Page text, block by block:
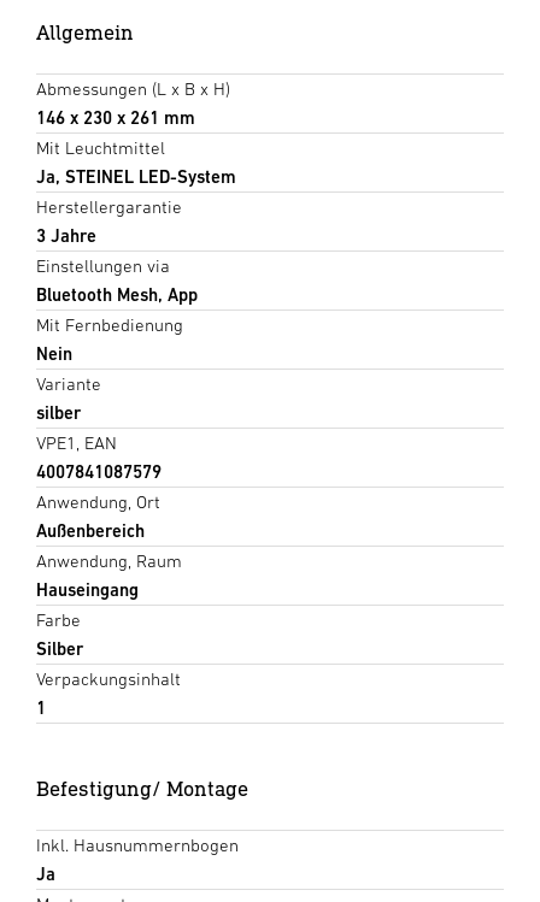
Allgemein
Abmessungen (L x B x H)
146 x 230 x 261 mm
Mit Leuchtmittel
Ja, STEINEL LED-System
Herstellergarantie
3 Jahre
Einstellungen via
Bluetooth Mesh, App
Mit Fernbedienung
Nein
Variante
silber
VPE1, EAN
4007841087579
Anwendung, Ort
Außenbereich
Anwendung, Raum
Hauseingang
Farbe
Silber
Verpackungsinhalt
1
Befestigung/ Montage
Inkl. Hausnummernbogen
Ja